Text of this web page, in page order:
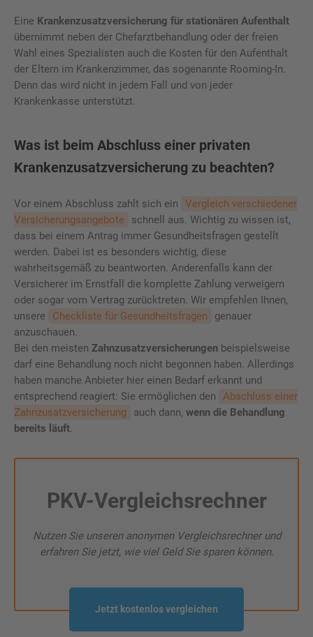
Eine Krankenzusatzversicherung für stationären Aufenthalt
übernimmt neben der Chefarztbehandlung oder der freien
Wahl eines Spezialisten auch die Kosten für den Aufenthalt
der Eltern im Krankenzimmer, das sogenannte Rooming-In.
Denn das wird nicht in jedem Fall und von jeder
Krankenkasse unterstützt.
Was ist beim Abschluss einer privaten
Krankenzusatzversicherung zu beachten?
Vor einem Abschluss zahlt sich ein
Vergleich verschiedener
Versicherungsangebote
schnell aus. Wichtig zu wissen ist,
dass bei einem Antrag immer Gesundheitsfragen gestellt
werden. Dabei ist es besonders wichtig, diese
wahrheitsgemäß zu beantworten. Anderenfalls kann der
Versicherer im Ernstfall die komplette Zahlung verweigern
oder sogar vom Vertrag zurücktreten. Wir empfehlen Ihnen,
unsere
Checkliste für Gesundheitsfragen
genauer
anzuschauen.
Bei den meisten Zahnzusatzversicherungen beispielsweise
darf eine Behandlung noch nicht begonnen haben. Allerdings
haben manche Anbieter hier einen Bedarf erkannt und
entsprechend reagiert: Sie ermöglichen den
Abschluss einer
Zahnzusatzversicherung
auch dann, wenn die Behandlung
bereits läuft.
PKV-Vergleichsrechner
Nutzen Sie unseren anonymen Vergleichsrechner und
erfahren Sie jetzt, wie viel Geld Sie sparen können.
Jetzt kostenlos vergleichen